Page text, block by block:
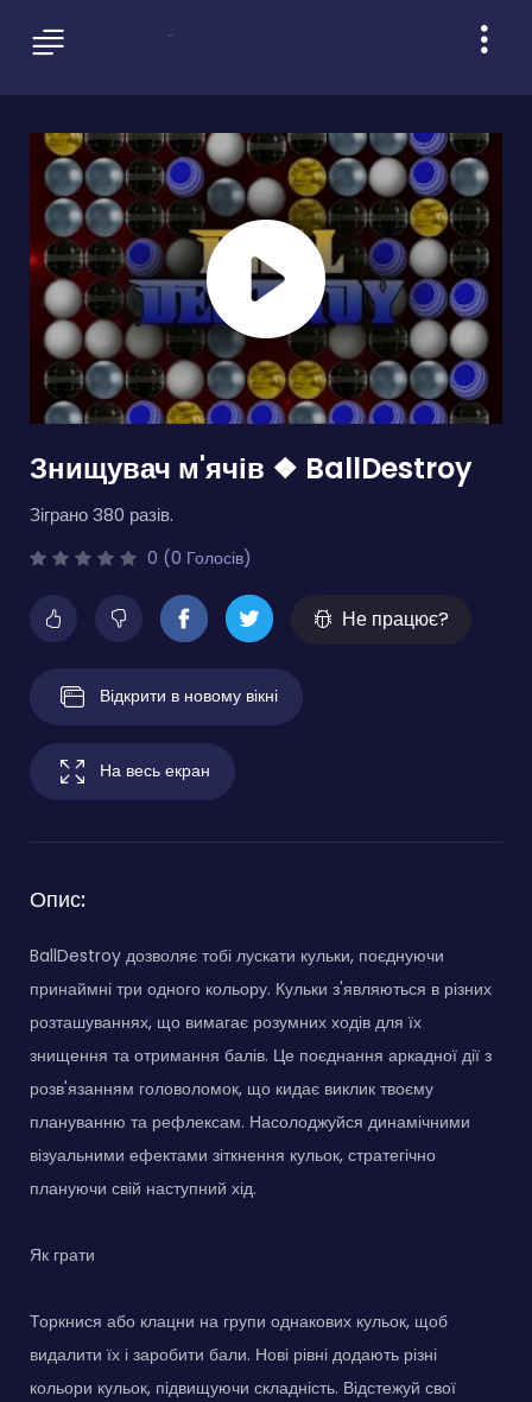
Знищувач м'ячів ❖ BallDestroy
Зіграно 380 разів.
0 (0 Голосів)
Не працює?
Відкрити в новому вікні
На весь екран
Опис:
BallDestroy дозволяє тобі лускати кульки, поєднуючи
принаймні три одного кольору. Кульки з'являються в різних
розташуваннях, що вимагає розумних ходів для їх
знищення та отримання балів. Це поєднання аркадної дії з
розв'язанням головоломок, що кидає виклик твоєму
плануванню та рефлексам. Насолоджуйся динамічними
візуальними ефектами зіткнення кульок, стратегічно
плануючи свій наступний хід.
Як грати
Торкнися або клацни на групи однакових кульок, щоб
видалити їх і заробити бали. Нові рівні додають різні
кольори кульок, підвищуючи складність. Відстежуй свої